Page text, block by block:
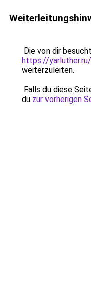
Die von dir
https://
weiterzuleiten.
Falls du diese
du zur vorherigen